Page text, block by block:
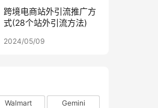
跨境电商站外引流推广方
式(28个站外引流方法)
2024/05/09
Walmart
Gemini